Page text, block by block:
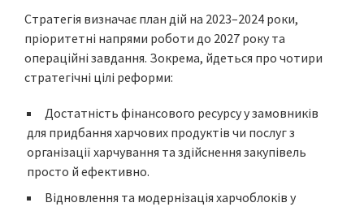
Стратегія визначає план дій на 2023–2024 роки,
пріоритетні напрями роботи до 2027 року та
операційні завдання. Зокрема, йдеться про чотири
стратегічні цілі реформи:
Достатність фінансового ресурсу у замовників
для придбання харчових продуктів чи послуг з
організації харчування та здійснення закупівель
просто й ефективно.
Відновлення та модернізація харчоблоків у